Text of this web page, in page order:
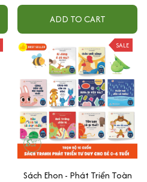
ADD TO CART
SALE
Sách Ehon - Phát Triển Toàn